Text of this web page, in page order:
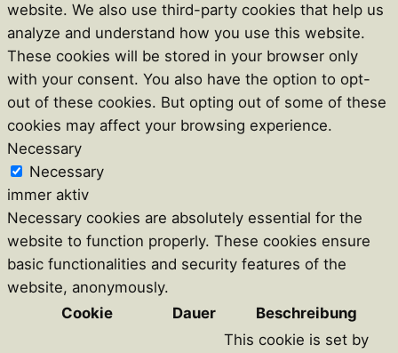
website. We also use third-party cookies that help us
analyze and understand how you use this website.
These cookies will be stored in your browser only
with your consent. You also have the option to opt-
out of these cookies. But opting out of some of these
cookies may affect your browsing experience.
Necessary
Necessary
immer aktiv
Necessary cookies are absolutely essential for the
website to function properly. These cookies ensure
basic functionalities and security features of the
website, anonymously.
Cookie
Dauer Beschreibung
This cookie is set by